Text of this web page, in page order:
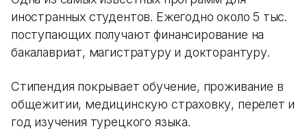
иностранных студентов. Ежегодно около 5 тыс.
поступающих получают финансирование на
бакалавриат, магистратуру и докторантуру.
Стипендия покрывает обучение, проживание в
общежитии, медицинскую страховку, перелет и
год изучения турецкого языка.